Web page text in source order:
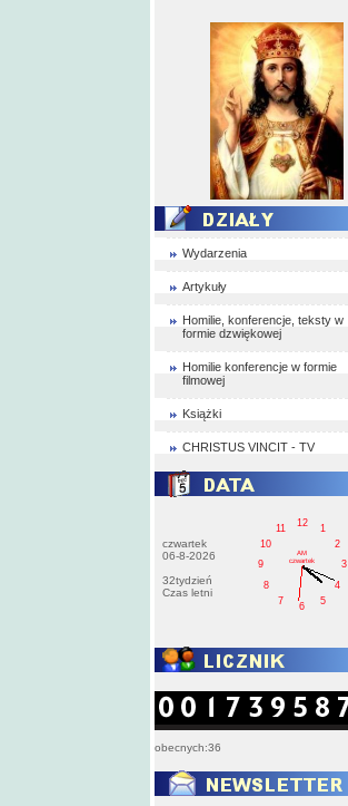
Wydarzenia
Artykuły
Homilie, konferencje, teksty w
formie dzwiękowej
Homilie konferencje w formie
filmowej
Książki
CHRISTUS VINCIT - TV
czwartek
06-8-2026
32tydzień
Czas letni
1
2
3
4
5
6
7
8
9
10
11
12
AM
czwartek
obecnych:36